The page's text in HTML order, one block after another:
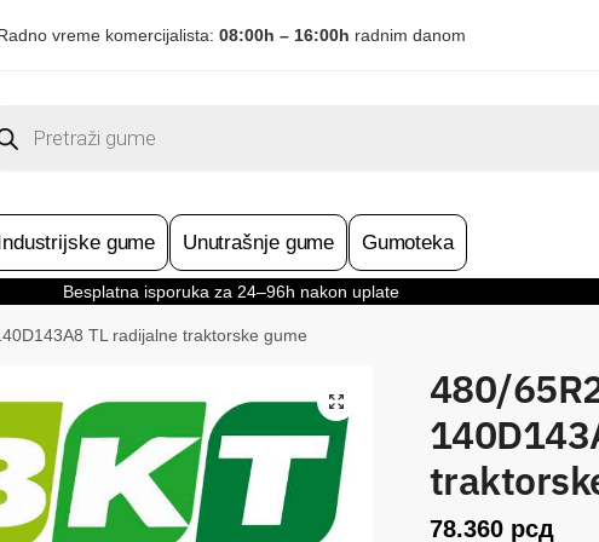
vreme komercijalista: 08:00h – 16:00h radnim danom
gume Unutrašnje gume Gumoteka
Besplatna isporuka za 24–96h nakon uplate
TL radijalne traktorske gume
480/
78.360 рсд